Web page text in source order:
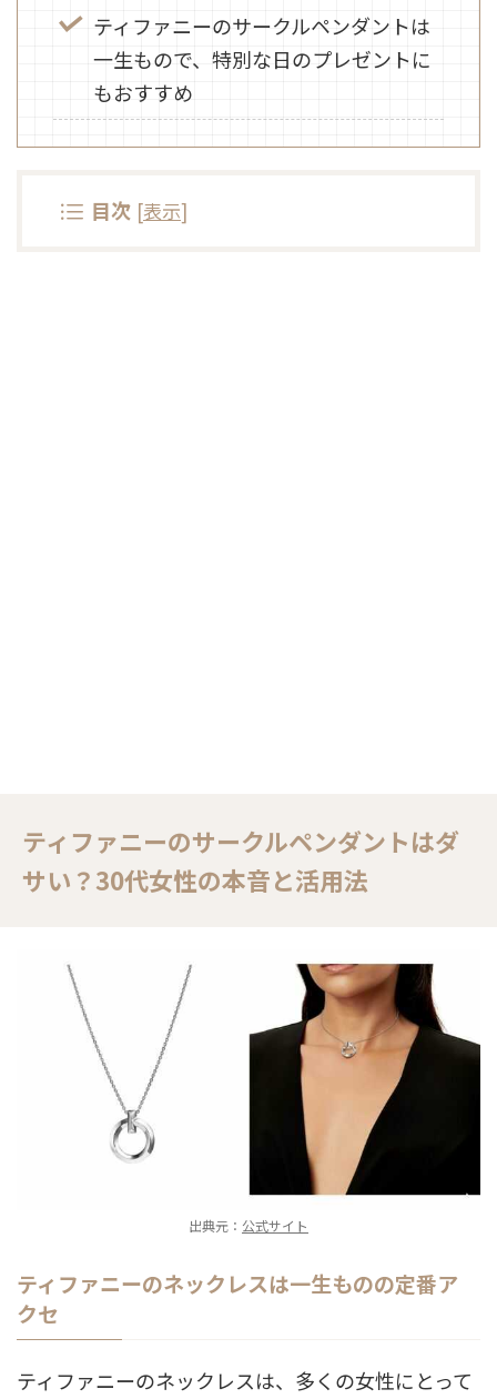
ティファニーのサークルペンダントは
一生もので、特別な日のプレゼントに
もおすすめ
目次 [表示]
ティファニーのサークルペンダントはダ
サい？30代女性の本音と活用法
出典元： 公式サイト
ティファニーのネックレスは一生ものの定番ア
クセ
ティファニーのネックレスは、多くの女性にとって